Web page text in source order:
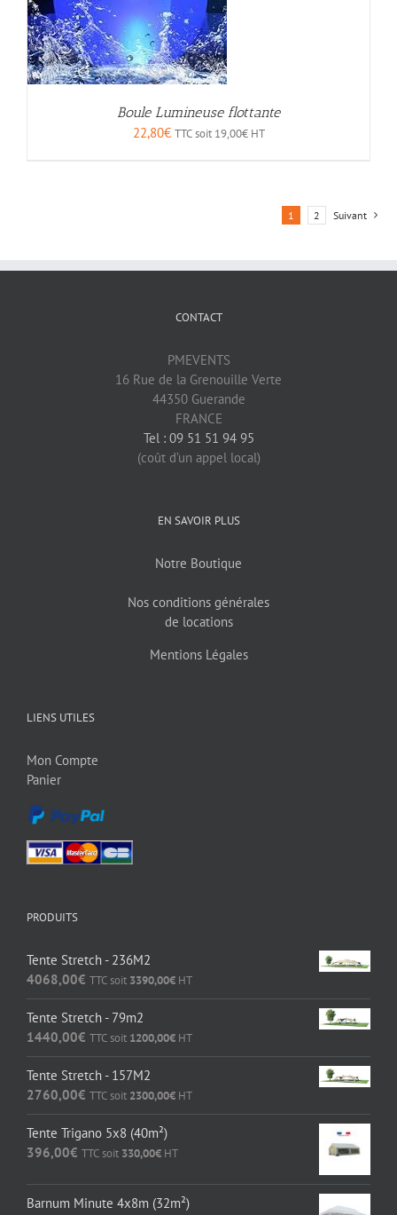
Boule Lumineuse flottante
22,80€ TTC soit 19,00€HT
1 2 Suivant
CONTACT
PMEVENTS
16 Rue de la Grenouille Verte
44350 Guerande
FRANCE
Tel : 09 51 51 94 95
(coût d’un appel local)
EN SAVOIR PLUS
Notre Boutique
Nos conditions générales
de locations
Mentions Légales
LIENS UTILES
Mon Compte
Panier
PRODUITS
Tente Stretch - 236M2
4068,00€ TTC soit 3390,00€ HT
Tente Stretch - 79m2
1440,00€ TTC soit 1200,00€ HT
Tente Stretch - 157M2
2760,00€ TTC soit 2300,00€ HT
Tente Trigano 5x8 (40m²)
396,00€ TTC soit 330,00€ HT
Barnum Minute 4x8m (32m²)